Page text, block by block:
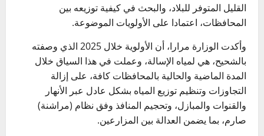
القليل المتوفر للبلاد، والبحث في كيفية توزيعه بين
المحافظات، اعتمادا على الأولويات الموضوعة.
وأكدت الوزارة مرارا، أن الأولوية خلال 2025 الذي وصفته
بالشحيح، هي لمياه الإسالة، وعملت في هذا السياق خلال
المدة الماضية والحالية بالمحافظات كافة، على إزالة
التجاوزات وتنظيم توزيع المياه بشكل عادل عبر الأنهار
والقنوات والمبازل، وتحجيم المنافذ وفق نظام (مراشنة)
صارم، بما يضمن العدالة بين المزارعين.